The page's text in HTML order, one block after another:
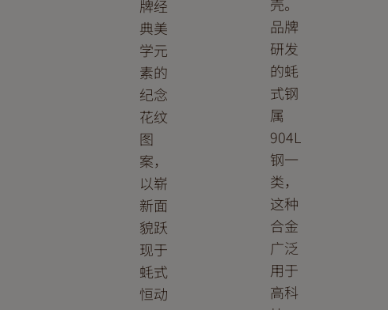
牌经
典美
学元
素的
纪念
花纹
图
案，
以崭
新面
貌跃
现于
蚝式
恒动
品牌
研发
的蚝
式钢
属
904L
钢一
类，
这种
合金
广泛
用于
高科